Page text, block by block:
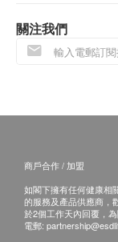
當顧客收取
有損毀情
退換產品
或過期退
電郵:
查詢熱線:
關注我們
商戶合作 / 加盟
如閣下擁有任何健康相
的服務及產品供應商，
於2個工作天內回覆，
電郵: